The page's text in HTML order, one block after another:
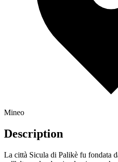
Mineo
Description
La città Sicula di Palikè fu fondata